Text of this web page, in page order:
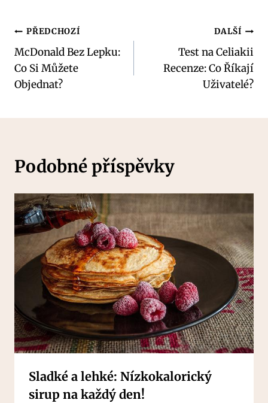
Navigace
pro
příspěvek
PŘEDCHOZÍ
McDonald Bez Lepku:
Co Si Můžete
Objednat?
DALŠÍ
Test na Celiakii
Recenze: Co Říkají
Uživatelé?
Podobné příspěvky
Sladké a lehké: Nízkokalorický
sirup na každý den!